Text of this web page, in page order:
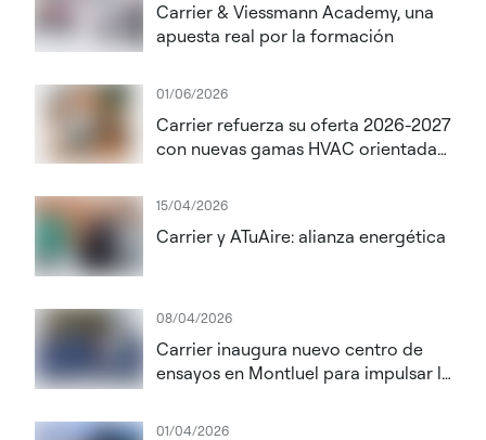
Carrier & Viessmann Academy, una
apuesta real por la formación
01/06/2026
Carrier refuerza su oferta 2026-2027
con nuevas gamas HVAC orientadas
descarbonización
15/04/2026
Carrier y ATuAire: alianza energética
08/04/2026
Carrier inaugura nuevo centro de
ensayos en Montluel para impulsar la
climatización de alto rendimiento
01/04/2026